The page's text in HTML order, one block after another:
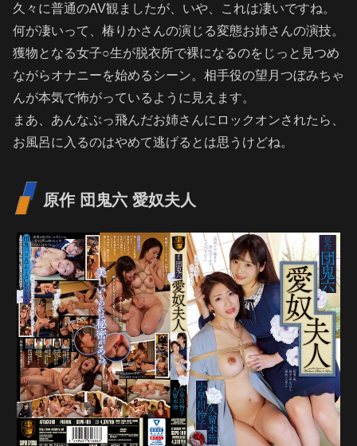
久々に普通のAV観ましたが、いや、これは凄いですね。
何が凄いって、椿りかさんの演じる変態お姉さんの演技。
獲物となる女子○生が脱衣所で裸になるのをじっと見つめ
ながらオナニーを始めるシーン。相手役の望月つぼみちゃ
んが本気で怖がっているように見えます。
まあ、あんなぶっ飛んだお姉さんにロックオンされたら、
お風呂に入るのはやめて逃げるとは思うけどね。
原作 団鬼六 愛奴夫人